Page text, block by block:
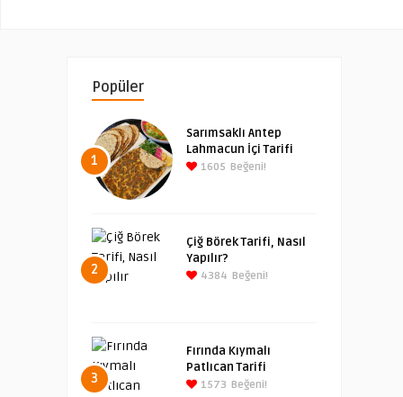
Popüler
1
Sarımsaklı Antep
Lahmacun İçi Tarifi
1605 Beğeni!
2
Çiğ Börek Tarifi, Nasıl
Yapılır?
4384 Beğeni!
3
Fırında Kıymalı
Patlıcan Tarifi
1573 Beğeni!